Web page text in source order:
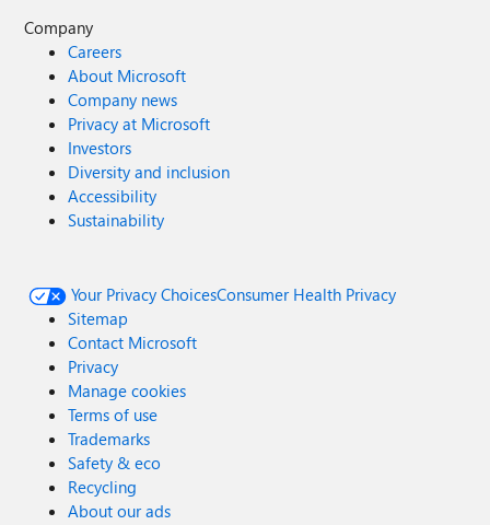
Company
Careers
About Microsoft
Company news
Privacy at Microsoft
Investors
Diversity and inclusion
Accessibility
Sustainability
Your Privacy ChoicesConsumer Health Privacy
Sitemap
Contact Microsoft
Privacy
Manage cookies
Terms of use
Trademarks
Safety & eco
Recycling
About our ads